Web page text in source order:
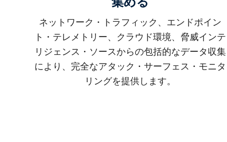
ネットワーク・トラフィック、エンドポイン
ト・テレメトリー、クラウド環境、脅威インテ
リジェンス・ソースからの包括的なデータ収集
により、完全なアタック・サーフェス・モニタ
リングを提供します。